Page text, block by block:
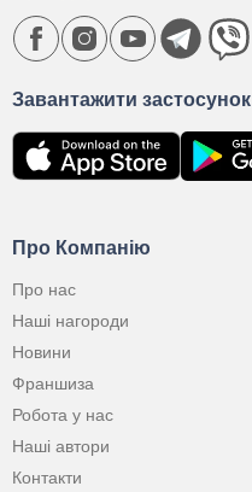
Про Компанію
Про нас
Наші нагороди
Новини
Франшиза
Робота у нас
Наші автори
Контакти
Завантажити застосунок